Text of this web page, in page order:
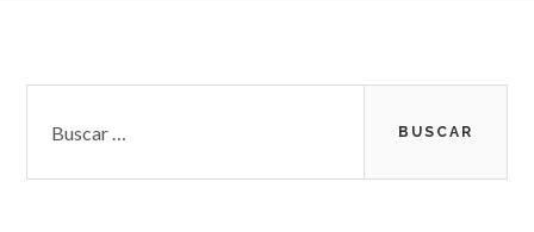
lateral
subsidiaria